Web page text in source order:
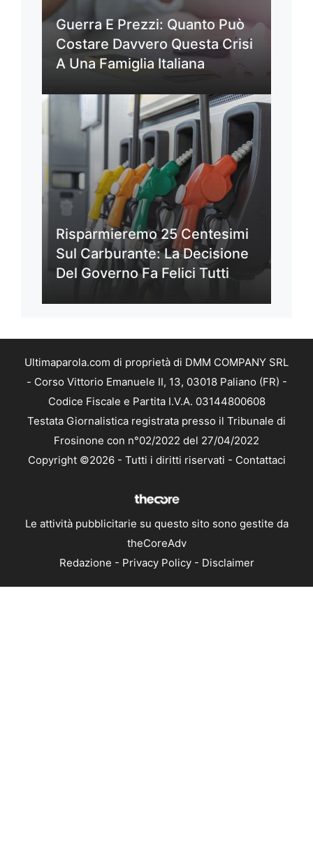
Guerra E Prezzi: Quanto Può
Costare Davvero Questa Crisi
A Una Famiglia Italiana
Risparmieremo 25 Centesimi
Sul Carburante: La Decisione
Del Governo Fa Felici Tutti
Ultimaparola.com di proprietà di DMM COMPANY SRL
- Corso Vittorio Emanuele II, 13, 03018 Paliano (FR) -
Codice Fiscale e Partita I.V.A. 03144800608
Testata Giornalistica registrata presso il Tribunale di
Frosinone con n°02/2022 del 27/04/2022
Copyright ©2026 - Tutti i diritti riservati - Contattaci
Le attività pubblicitarie su questo sito sono gestite da
theCoreAdv
Redazione - Privacy Policy- Disclaimer